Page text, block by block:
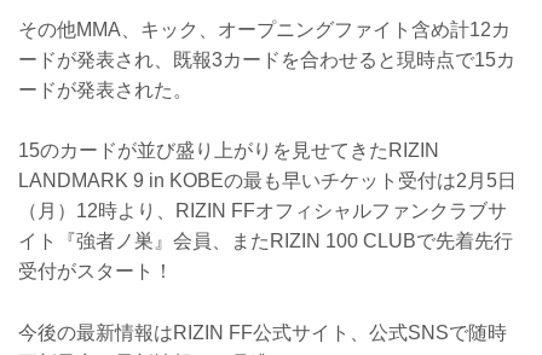
その他MMA、キック、オープニングファイト含め計12カ
ードが発表され、既報3カードを合わせると現時点で15カ
ードが発表された。
15のカードが並び盛り上がりを見せてきたRIZIN
LANDMARK 9 in KOBEの最も早いチケット受付は2月5日
（月）12時より、RIZIN FFオフィシャルファンクラブサ
イト『強者ノ巣』会員、またRIZIN 100 CLUBで先着先行
受付がスタート！
今後の最新情報はRIZIN FF公式サイト、公式SNSで随時